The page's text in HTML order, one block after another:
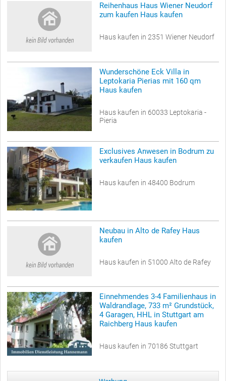
Reihenhaus Haus Wiener Neudorf
zum kaufen Haus kaufen
Haus kaufen in 2351 Wiener Neudorf
Wunderschöne Eck Villa in
Leptokaria Pierias mit 160 qm
Haus kaufen
Haus kaufen in 60033 Leptokaria -
Pieria
Exclusives Anwesen in Bodrum zu
verkaufen Haus kaufen
Haus kaufen in 48400 Bodrum
Neubau in Alto de Rafey Haus
kaufen
Haus kaufen in 51000 Alto de Rafey
Einnehmendes 3-4 Familienhaus in
Waldrandlage, 733 m² Grundstück,
4 Garagen, HHL in Stuttgart am
Raichberg Haus kaufen
Haus kaufen in 70186 Stuttgart